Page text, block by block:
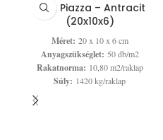
LEIER Piazza – Antracit
(20x10x6)
Méret: 20 x 10 x 6 cm
Anyagszükséglet: 50 db/m2
Rakatnorma: 10,80 m2/raklap
Súly: 1420 kg/raklap